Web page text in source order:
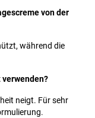
von der
während die
verwenden?
neigt. Für sehr